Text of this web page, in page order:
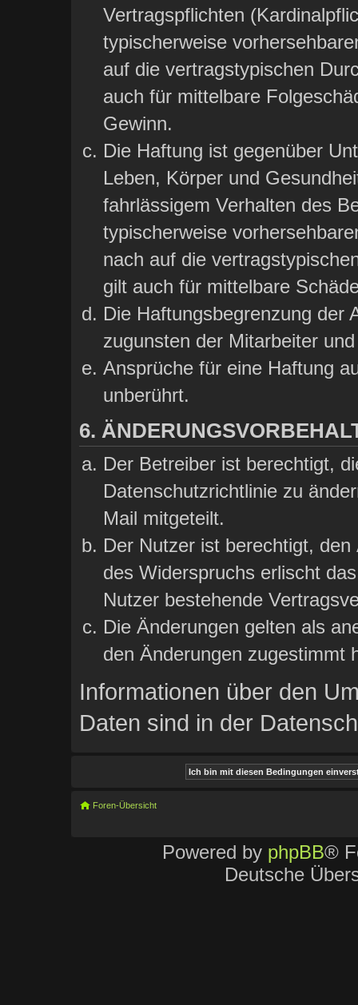
Vertragspflichten
typischerweise
auf die vertragstypischen
auch für mittelbare
Gewinn.
Die Haftung ist gegenüber
Leben, Körper und
fahrlässigem Verhalten des
typischerweise
nach auf die
gilt auch für mittelbare
Die Haftungsbegrenzung der
zugunsten der Mitarbeiter
Ansprüche für eine Haftung
unberührt.
6.
Der Betreiber ist berechtigt,
Datenschutzrichtlinie zu
Mail mitgeteilt.
Der Nutzer ist berechtigt,
des Widerspruchs erlischt
Nutzer bestehende
Die Änderungen gelten als
den Änderungen zugestimmt
Informationen über den
Daten sind in der
Foren-Übersicht
Powered by phpBB®
Deutsche